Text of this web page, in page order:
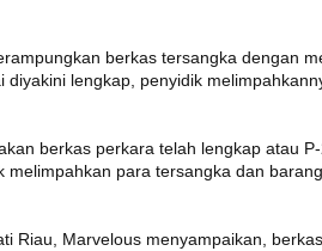
berkas tersangka dengan
lengkap, penyidik
berkas perkara telah lengkap atau
para tersangka dan
Riau, Marvelous menyampaikan,